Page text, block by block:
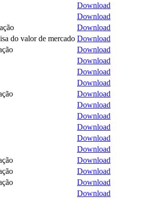
Download
Download
Download
do valor de mercado Download
Download
Download
Download
Download
Download
Download
Download
Download
Download
Download
Download
Download
Download
Download